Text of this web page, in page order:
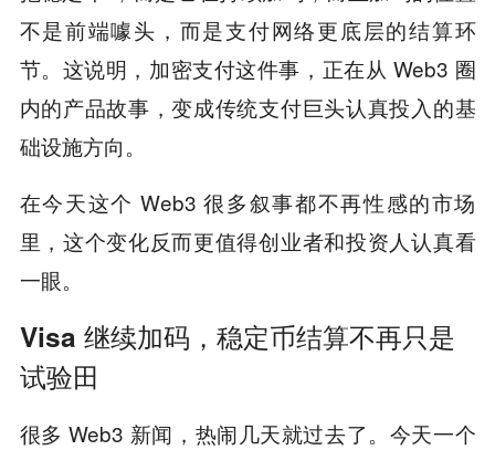
不是前端噱头，而是支付网络更底层的结算环
节。这说明，加密支付这件事，正在从 Web3 圈
内的产品故事，变成传统支付巨头认真投入的基
础设施方向。
在今天这个 Web3 很多叙事都不再性感的市场
里，这个变化反而更值得创业者和投资人认真看
一眼。
Visa 继续加码，稳定币结算不再只是
试验田
很多 Web3 新闻，热闹几天就过去了。今天一个